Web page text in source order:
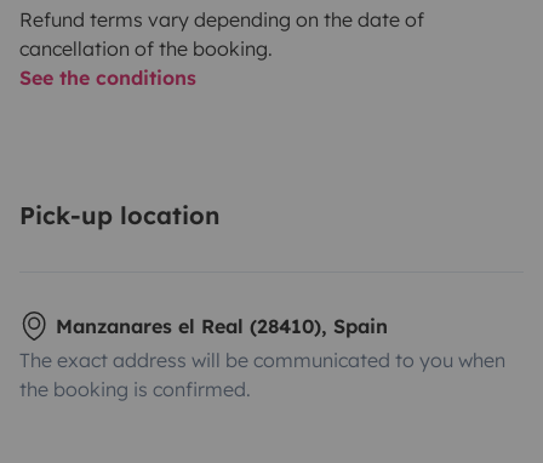
Refund terms vary depending on the date of
cancellation of the booking.
See the conditions
Pick-up location
Manzanares el Real (28410), Spain
The exact address will be communicated to you when
the booking is confirmed.